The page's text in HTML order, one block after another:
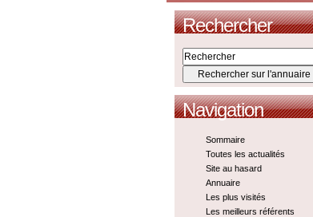
Rechercher
Navigation
Sommaire
Toutes les actualités
Site au hasard
Annuaire
Les plus visités
Les meilleurs référents